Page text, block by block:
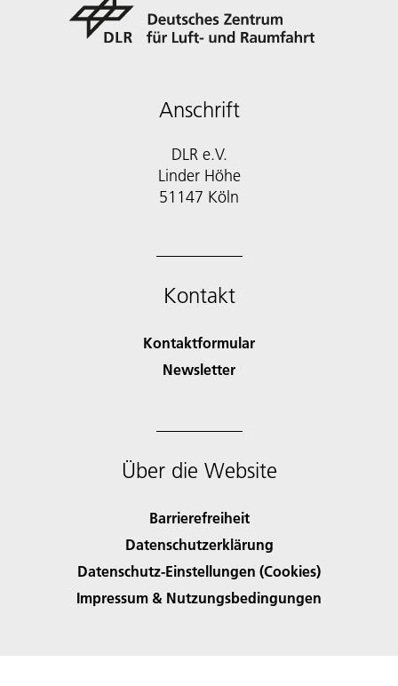
Anschrift
DLR e.V.
Linder Höhe
51147 Köln
Kontakt
Kontaktformular
Newsletter
Über die Website
Barrierefreiheit
Datenschutzerklärung
Datenschutz-Einstellungen (Cookies)
Impressum & Nutzungsbedingungen